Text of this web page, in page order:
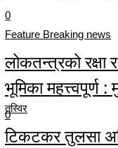
0
Feature Breaking news
लोकतन्त्रको रक्षा
भूमिका महत्त्वपूर्ण
0
तस्विर
टिकटकर तुलसा